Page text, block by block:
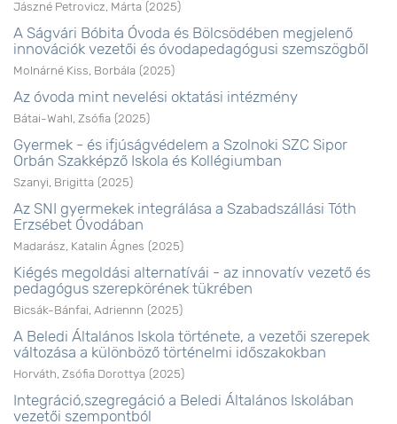
Jászné Petrovicz, Márta (2025)
A Ságvári Bóbita Óvoda és Bölcsödében megjelenő
innovációk vezetői és óvodapedagógusi szemszögből
Molnárné Kiss, Borbála (2025)
Az óvoda mint nevelési oktatási intézmény
Bátai-Wahl, Zsófia (2025)
Gyermek - és ifjúságvédelem a Szolnoki SZC Sipor
Orbán Szakképző Iskola és Kollégiumban
Szanyi, Brigitta (2025)
Az SNI gyermekek integrálása a Szabadszállási Tóth
Erzsébet Óvodában
Madarász, Katalin Ágnes (2025)
Kiégés megoldási alternatívái - az innovatív vezető és
pedagógus szerepkörének tükrében
Bicsák-Bánfai, Adriennn (2025)
A Beledi Általános Iskola története, a vezetői szerepek
változása a különböző történelmi időszakokban
Horváth, Zsófia Dorottya (2025)
Integráció,szegregáció a Beledi Általános Iskolában
vezetői szempontból